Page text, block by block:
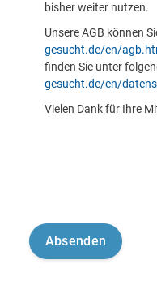
bisher weiter nutzen.
Unsere AGB können
gesucht.de/en/
finden Sie unter
gesucht.de/en/
Vielen Dank für Ihre